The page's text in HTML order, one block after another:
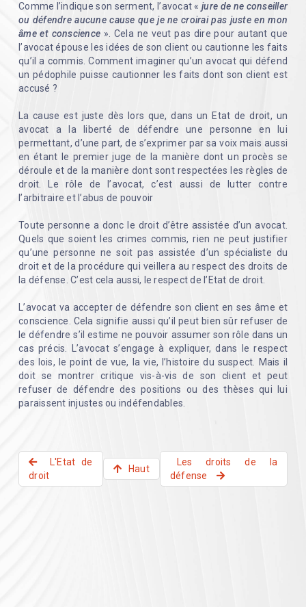
Comme l’indique son serment, l’avocat «jure de ne conseiller
ou défendre aucune cause que je ne croirai pas juste en mon
âme et conscience ». Cela ne veut pas dire pour autant que
l’avocat épouse les idées de son client ou cautionne les faits
qu’il a commis. Comment imaginer qu’un avocat qui défend
un pédophile puisse cautionner les faits dont son client est
accusé ?
La cause est juste dès lors que, dans un Etat de droit, un
avocat a la liberté de défendre une personne en lui
permettant, d’une part, de s’exprimer par sa voix mais aussi
en étant le premier juge de la manière dont un procès se
déroule et de la manière dont sont respectées les règles de
droit. Le rôle de l’avocat, c’est aussi de lutter contre
l’arbitraire et l’abus de pouvoir
Toute personne a donc le droit d’être assistée d’un avocat.
Quels que soient les crimes commis, rien ne peut justifier
qu’une personne ne soit pas assistée d’un spécialiste du
droit et de la procédure qui veillera au respect des droits de
la défense. C’est cela aussi, le respect de l’Etat de droit.
L’avocat va accepter de défendre son client en ses âme et
conscience. Cela signifie aussi qu’il peut bien sûr refuser de
le défendre s’il estime ne pouvoir assumer son rôle dans un
cas précis. L’avocat s’engage à expliquer, dans le respect
des lois, le point de vue, la vie, l’histoire du suspect. Mais il
doit se montrer critique vis-à-vis de son client et peut
refuser de défendre des positions ou des thèses qui lui
paraissent injustes ou indéfendables.
L'Etat de
droit
Haut
Les droits de la
défense